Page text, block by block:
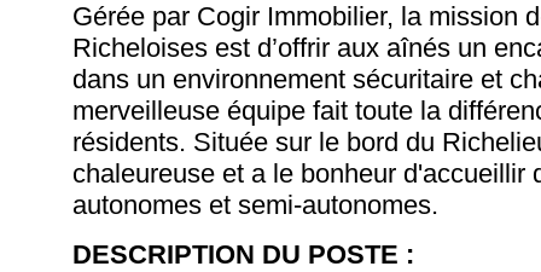
Gérée par Cogir Immobilier, la mission
Richeloises est d’offrir aux aînés un
dans un environnement sécuritaire et
merveilleuse équipe fait toute la
résidents. Située sur le bord du
chaleureuse et a le bonheur d'accueillir
autonomes et semi-autonomes.
DESCRIPTION DU POSTE :